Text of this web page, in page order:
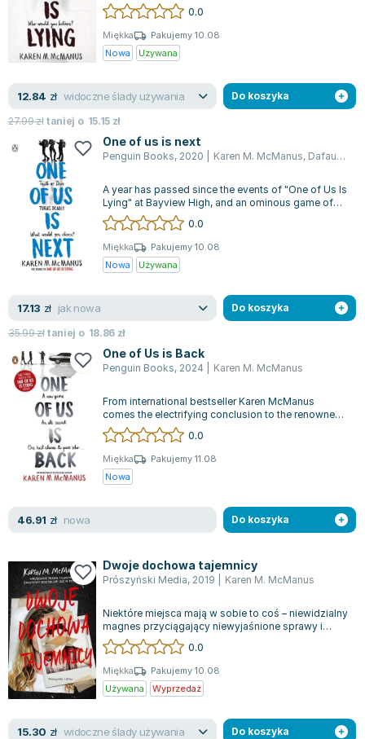
Lorraine Warren
Ajahn Brahm
Lucinda Riley
pasy i przygotuj się na dawkę emoc...
0.0
Miękka
Pakujemy 10.08
Nowa
Używana
12.84 zł widoczne ślady używania
27.99złtaniej o 15.15 zł
Do koszyka
One of us is next
Penguin Books, 2020 Karen M. McManus, Dafaux Marini
A year has passed since the events of "One of Us Is
Lying" at Bayview High, and an ominous game of
Truth or Dare has begun. This i...
0.0
Miękka
Pakujemy 10.08
Nowa
Używana
17.13 zł jak nowa
35.99złtaniej o 18.86 zł
Do koszyka
One of Us is Back
Penguin Books, 2024 Karen M. McManus
From international bestseller Karen McManus
comes the electrifying conclusion to the renowned
One of Us... series with its third a...
0.0
Miękka
Pakujemy 11.08
Nowa
46.91 zł nowa Do koszyka
Dwoje dochowa tajemnicy
Prószyński Media, 2019 Karen M. McManus
Niektóre miejsca mają w sobie to coś – niewidzialny
magnes przyciągający niewyjaśnione sprawy i
niekończące się tajemnice. Echo Ri...
0.0
Miękka
Pakujemy 10.08
Używana
Wyprzedaż
15.30 zł widoczne ślady używania Do koszyka